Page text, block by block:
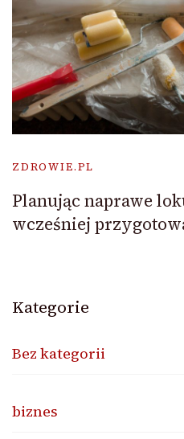
ZDROWIE.PL
Planując naprawe
wcześniej
Kategorie
Bez kategorii
biznes